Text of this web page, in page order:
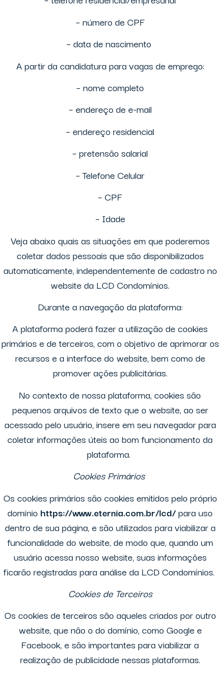
– número de CPF
– data de nascimento
A partir da candidatura para vagas de emprego:
– nome completo
– endereço de e-mail
– endereço residencial
– pretensão salarial
– Telefone Celular
– CPF
– Idade
Veja abaixo quais as situações em que poderemos
coletar dados pessoais que são disponibilizados
automaticamente, independentemente de cadastro no
website da LCD Condomínios.
Durante a navegação da plataforma:
A plataforma poderá fazer a utilização de cookies
primários e de terceiros, com o objetivo de aprimorar os
recursos e a interface do website, bem como de
promover ações publicitárias.
No contexto de nossa plataforma, cookies são
pequenos arquivos de texto que o website, ao ser
acessado pelo usuário, insere em seu navegador para
coletar informações úteis ao bom funcionamento da
plataforma.
Cookies Primários
Os cookies primários são cookies emitidos pelo próprio
domínio https://www.eternia.com.br/lcd/para uso
dentro de sua página, e são utilizados para viabilizar a
funcionalidade do website, de modo que, quando um
usuário acessa nosso website, suas informações
ficarão registradas para análise da LCD Condomínios.
Cookies de Terceiros
Os cookies de terceiros são aqueles criados por outro
website, que não o do domínio, como Google e
Facebook, e são importantes para viabilizar a
realização de publicidade nessas plataformas.